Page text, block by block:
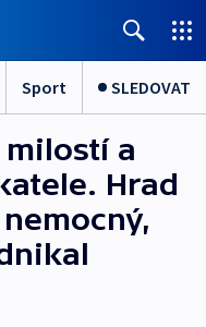
Sport SLEDOVAT
milostí a
Hrad